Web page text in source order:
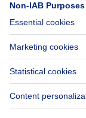
Accessibility
Contact us
Immoweb
Terms of use